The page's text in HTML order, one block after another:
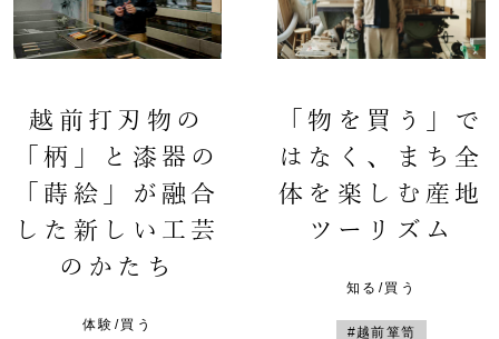
越前打刃物の
「柄」と漆器の
「蒔絵」が融合
した新しい工芸
のかたち
体験/買う
「物を買う」で
はなく、まち全
体を楽しむ産地
ツーリズム
知る/買う
#越前箪笥